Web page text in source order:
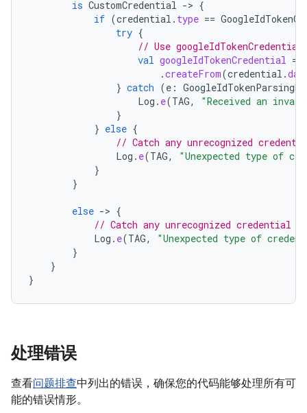
is CustomCredential -> {
if (credential . type ==
try {
// Use
val googleIdTokenCredential =
.createFrom(credential .
} catch (e :
Log . e(TAG,
"Received an
}
} else {
// Catch any unrecognized
Log . e(TAG,
"Unexpected type of
}
}
else -> {
// Catch any unrecognized credential
Log . e(TAG,
"Unexpected type of
}
}
}
处理错误
查看问题排查中列出的错误，确保您的代码能够处理所有可
能的错误情形。